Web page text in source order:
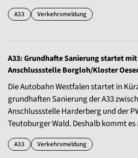
A33 Verkehrsmeldung
A33: Grundhafte Sanierung startet
Anschlussstelle Borgloh/Kloster
Die Autobahn Westfalen startet in
grundhaften Sanierung der A33
Anschlussstelle Harderberg und der
Teutoburger Wald. Deshalb kommt
A33 Verkehrsmeldung